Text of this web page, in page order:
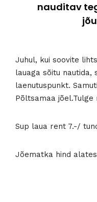
nauditav
Juhul, kui soovite
lauaga sõitu nautida,
laenutuspunkt.
Põltsamaa jõel.Tulge
Sup laua rent 7.-/
Jõematka hind